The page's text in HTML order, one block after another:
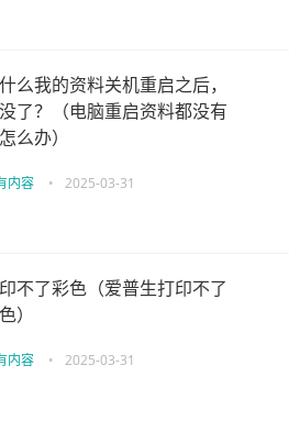
么我的资料关机重启之后，
了？（电脑重启资料都没有
么办）
内容 • 2025-03-31
不了彩色（爱普生打印不了
）
内容 • 2025-03-31